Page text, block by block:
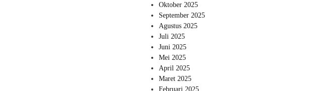
Oktober 2025
September 2025
Agustus 2025
Juli 2025
Juni 2025
Mei 2025
April 2025
Maret 2025
Februari 2025